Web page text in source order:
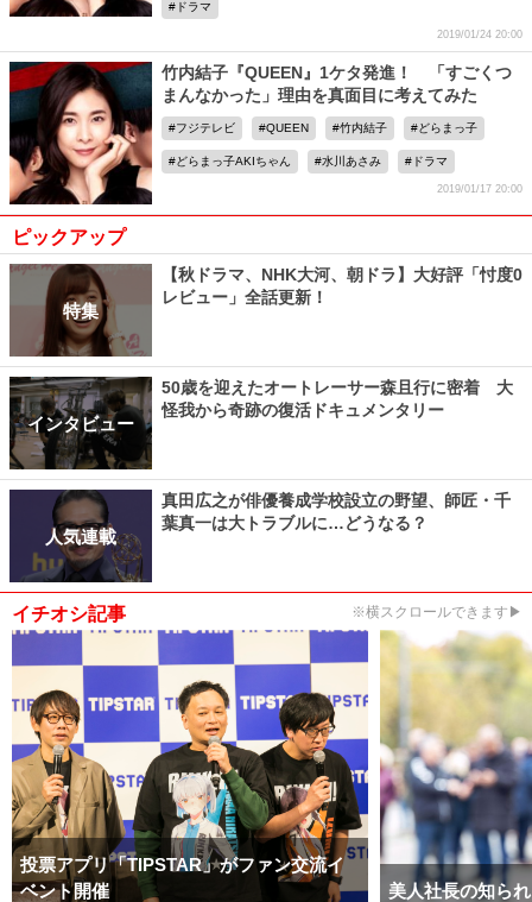
ドラマ
2019/01/24 20:00
竹内結子『QUEEN』1ケタ発進！ 「すごくつ
まんなかった」理由を真面目に考えてみた
フジテレビ QUEEN 竹内結子 どらまっ子
どらまっ子AKIちゃん 水川あさみ ドラマ
2019/01/17 20:00
ピックアップ
特集
【秋ドラマ、NHK大河、朝ドラ】大好評「忖度0
レビュー」全話更新！
インタビュー
50歳を迎えたオートレーサー森且行に密着 大
怪我から奇跡の復活ドキュメンタリー
人気連載
真田広之が俳優養成学校設立の野望、師匠・千
葉真一は大トラブルに…どうなる？
イチオシ記事 ※横スクロールできます▶
投票アプリ「TIPSTAR」がファン交流イ
ベント開催
美人社長の知ら